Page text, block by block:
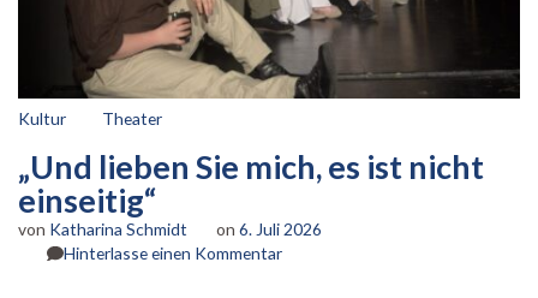
Kultur Theater
„Und lieben Sie mich, es ist nicht
einseitig“
von Katharina Schmidt on 6. Juli 2026
Hinterlasse einen Kommentarzu